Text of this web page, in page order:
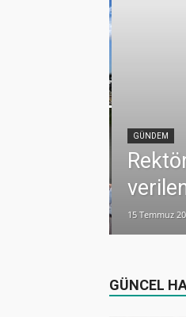
GÜNDEM
15 Temmuz
GÜNCEL